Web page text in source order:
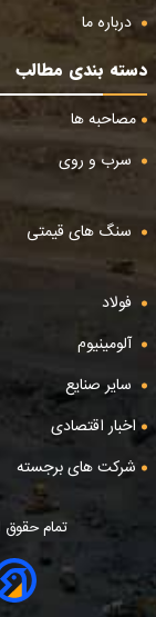
درباره ما
دسته بندی مطالب
مصاحبه ها
سرب و روی
سنگ های قیمتی
فولاد
آلومینیوم
سایر صنایع
اخبار اقتصادی
شرکت های برجسته
تمام